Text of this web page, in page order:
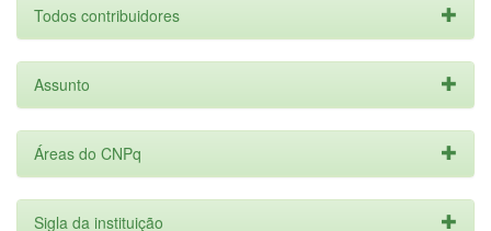
Todos contribuidores
Assunto
Áreas do CNPq
Sigla da instituição